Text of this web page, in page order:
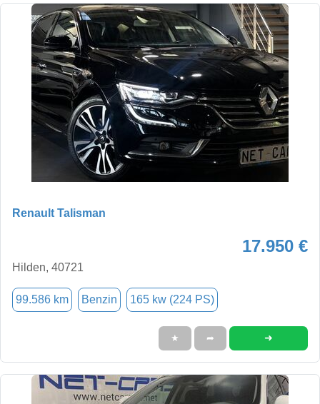
Renault Talisman
17.950 €
Hilden, 40721
99.586 km Benzin 165 kw (224 PS)
★ ➦ ➜